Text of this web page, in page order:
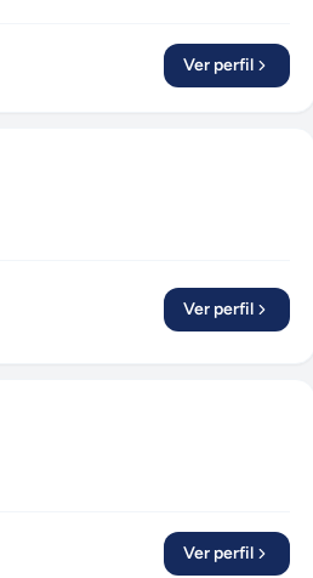
Ver perfil
Ver perfil
Ver perfil